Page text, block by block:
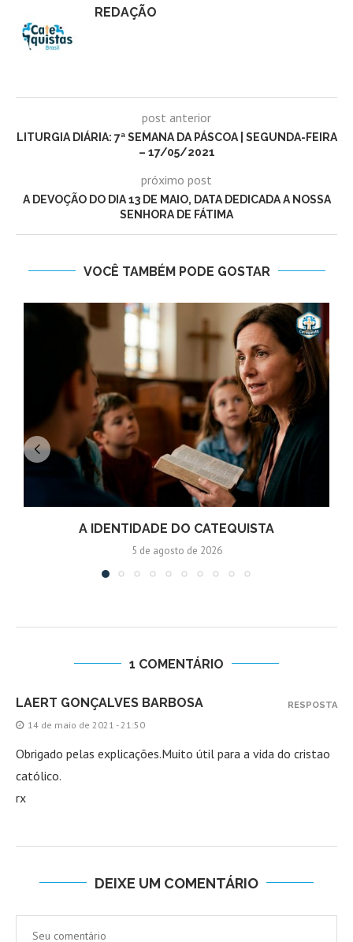
REDAÇÃO
post anterior
LITURGIA DIÁRIA: 7ª SEMANA DA PÁSCOA | SEGUNDA-FEIRA
– 17/05/2021
próximo post
A DEVOÇÃO DO DIA 13 DE MAIO, DATA DEDICADA A NOSSA
SENHORA DE FÁTIMA
VOCÊ TAMBÉM PODE GOSTAR
A IDENTIDADE DO CATEQUISTA
5 de agosto de 2026
1 COMENTÁRIO
LAERT GONÇALVES BARBOSA
14 de maio de 2021 - 21:50
Obrigado pelas explicações.Muito útil para a vida do cristao
católico.
rx
RESPOSTA
DEIXE UM COMENTÁRIO